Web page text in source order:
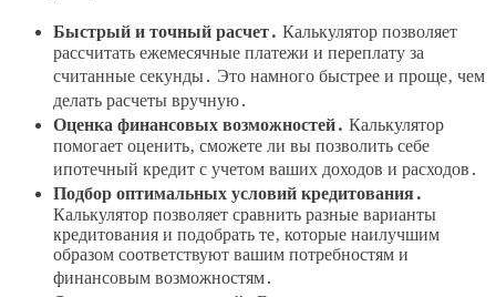
Быстрый и точный расчет․ Калькулятор позволяет
рассчитать ежемесячные платежи и переплату за
считанные секунды․ Это намного быстрее и проще‚ чем
делать расчеты вручную․
Оценка финансовых возможностей․ Калькулятор
помогает оценить‚ сможете ли вы позволить себе
ипотечный кредит с учетом ваших доходов и расходов․
Подбор оптимальных условий кредитования․
Калькулятор позволяет сравнить разные варианты
кредитования и подобрать те‚ которые наилучшим
образом соответствуют вашим потребностям и
финансовым возможностям․